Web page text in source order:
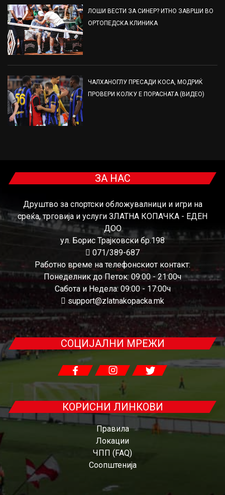
ЛОШИ ВЕСТИ ЗА СИНЕР? ИТНО ЗАВРШИ ВО
ОРТОПЕДСКА КЛИНИКА
ЧАЛХАНОГЛУ ПРЕСАДИ КОСА, МОДРИЌ
ПРОВЕРИ КОЛКУ Е ПОРАСНАТА (ВИДЕО)
ЗА НАС
Друштво за спортски обложувалници и игри на
среќа, трговија и услуги ЗЛАТНА КОПАЧКА - ЕДЕН
ДОО
ул. Борис Трајковски бр.198
071/389-687
Работно време на телефонскиот контакт:
Понеделник до Петок: 09:00 - 21:00ч
Сабота и Недела: 09:00 - 17:00ч
support@zlatnakopacka.mk
СОЦИЈАЛНИ МРЕЖИ
КОРИСНИ ЛИНКОВИ
Правила
Локации
ЧПП (FAQ)
Соопштенија